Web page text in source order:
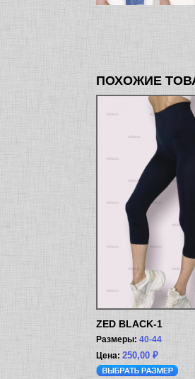
ПОХОЖИЕ
ZED BLACK-1
Размеры: 40-44
250,00 ₽